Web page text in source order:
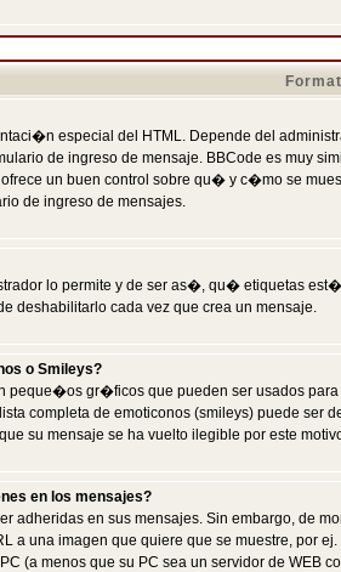
especial del HTML. Depende del
de ingreso de mensaje. BBCode es muy
ofrece un buen control sobre qu� y c�mo se
de ingreso de mensajes.
lo permite y de ser as�, qu� etiquetas
deshabilitarlo cada vez que crea un mensaje.
o Smileys?
peque�os gr�ficos que pueden ser usados
completa de emoticonos (smileys) puede
su mensaje se ha vuelto ilegible por este
en los mensajes?
adheridas en sus mensajes. Sin embargo, de
a una imagen que quiere que se muestre, por
(a menos que su PC sea un servidor de